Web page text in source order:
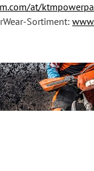
at/
Sortiment: